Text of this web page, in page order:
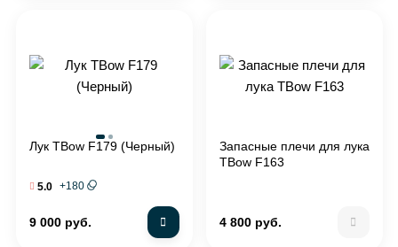
Лук TBow F179 (Черный)
5.0 +180
9 000 руб.
Запасные плечи для лука
TBow F163
4 800 руб.